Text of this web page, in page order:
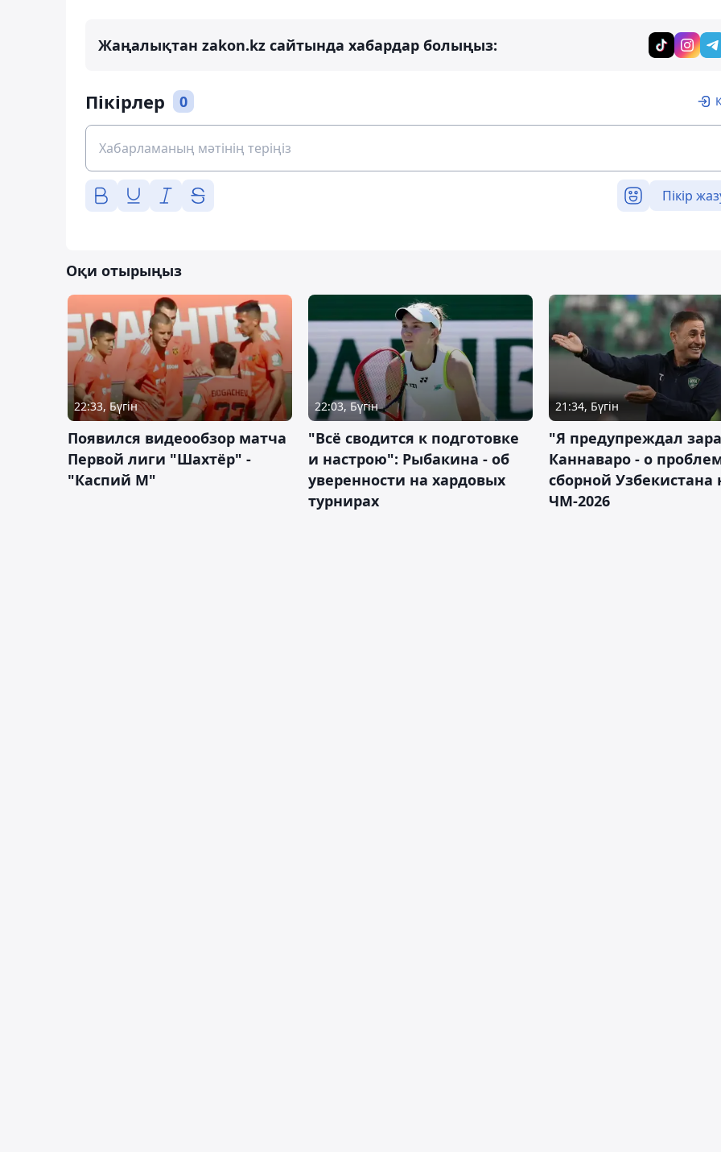
Жаңалықтан zakon.kz сайтында хабардар болыңыз:
Пікірлер 0
Пікір
Оқи отырыңыз
22:33, Бүгін
Появился видеообзор матча
Первой лиги "Шахтёр" -
"Каспий М"
22:03, Бүгін
"Всё сводится к подготовке
и настрою": Рыбакина - об
уверенности на хардовых
турнирах
21:34, Бүгін
"Я предупреждал
Каннаваро - о
сборной Узбекистана
ЧМ-2026